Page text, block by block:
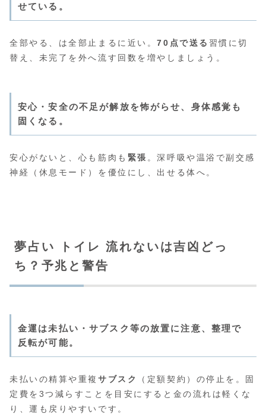
せている。
全部やる、は全部止まるに近い。70点で送る 習慣に切
替え、未完了を外へ流す回数を増やしましょう。
安心・安全の不足が解放を怖がらせ、身体感覚も
固くなる。
安心がないと、心も筋肉も 緊張 。深呼吸や温浴で副交感
神経（休息モード）を優位にし、出せる体へ。
夢占い トイレ 流れないは吉凶どっ
ち？予兆と警告
金運は未払い・サブスク等の放置に注意、整理で
反転が可能。
未払いの精算や重複サブスク
（定額契約）の停止を。固
定費を3つ減らすことを目安にすると金の流れは軽くな
り、運も戻りやすいです。